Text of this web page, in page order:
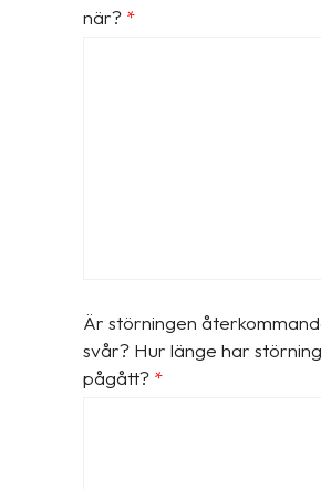
när? *
Är störningen
svår? Hur länge har
pågått? *